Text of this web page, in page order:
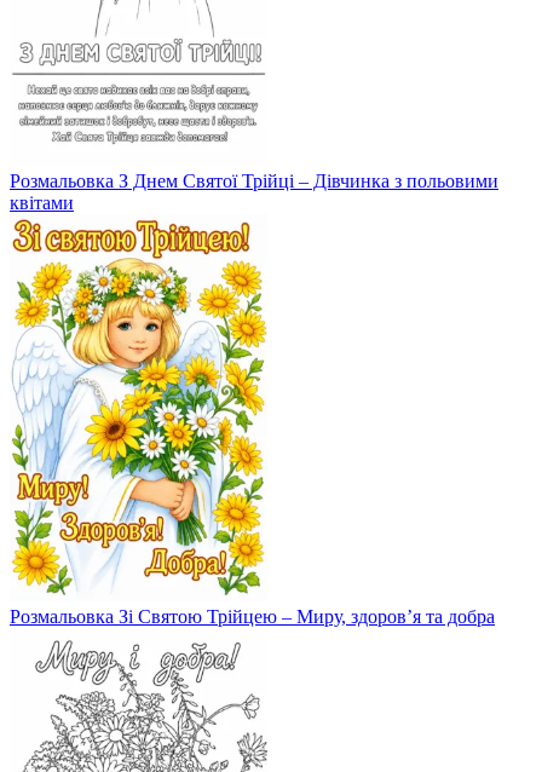
Розмальовка З Днем Святої Трійці – Дівчинка з польовими
квітами
Розмальовка Зі Святою Трійцею – Миру, здоров’я та добра